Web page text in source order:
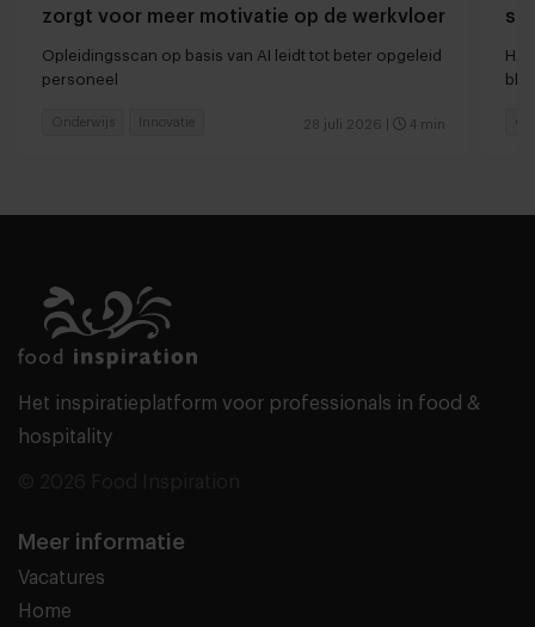
zorgt voor meer motivatie op de werkvloer
Opleidingsscan op basis van AI leidt tot beter opgeleid
personeel
28 juli 2026 4 min
Onderwijs Innovatie
Het inspiratieplatform voor professionals in food &
hospitality
Meer informatie
Vacatures
Home